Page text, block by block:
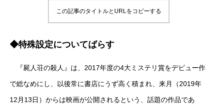
この記事のタイトルとURLをコピーする
◆特殊設定についてばらす
『屍人荘の殺人』は、2017年度の4大ミステリ賞をデビュー作
で総なめにし、以後常に書店にうず高く積まれ、来月（2019年
12月13日）からは映画が公開されるという、話題の作品であ